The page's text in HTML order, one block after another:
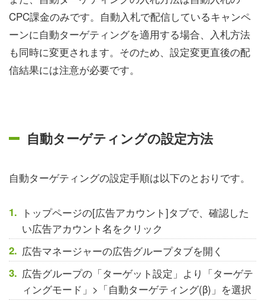
CPC課金のみです。自動入札で配信しているキャンペ
ーンに自動ターゲティングを適用する場合、入札方法
も同時に変更されます。そのため、設定変更直後の配
信結果には注意が必要です。
自動ターゲティングの設定方法
自動ターゲティングの設定手順は以下のとおりです。
トップページの[広告アカウント]タブで、確認した
い広告アカウント名をクリック
広告マネージャーの広告グループタブを開く
広告グループの「ターゲット設定」より「ターゲテ
ィングモード」>「自動ターゲティング(β)」を選択